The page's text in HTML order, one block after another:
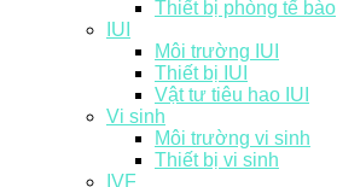
Thiết bị phòng tế bào
IUI
Môi trường IUI
Thiết bị IUI
Vật tư tiêu hao IUI
Vi sinh
Môi trường vi sinh
Thiết bị vi sinh
IVF